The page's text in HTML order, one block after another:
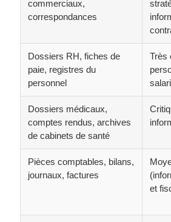
commerciaux,
correspondances
Dossiers RH, fiches de
paie, registres du
personnel
Très
Dossiers médicaux,
comptes rendus, archives
de cabinets de santé
Pièces comptables, bilans,
journaux, factures
et